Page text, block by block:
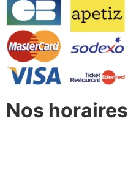
Nos horaires